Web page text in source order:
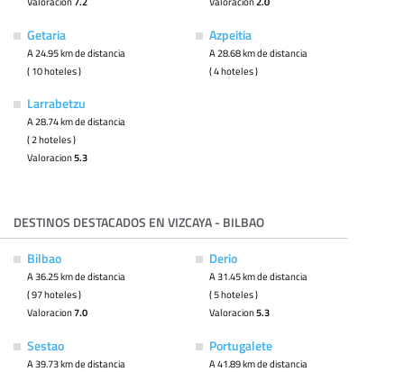
Getaria
A 24.95 km de distancia
( 10 hoteles )
Azpeitia
A 28.68 km de distancia
( 4 hoteles )
Larrabetzu
A 28.74 km de distancia
( 2 hoteles )
Valoracion5.3
DESTINOS DESTACADOS EN VIZCAYA - BILBAO
Bilbao
A 36.25 km de distancia
( 97 hoteles )
Valoracion7.0
Derio
A 31.45 km de distancia
( 5 hoteles )
Valoracion5.3
Sestao
A 39.73 km de distancia
Portugalete
A 41.89 km de distancia